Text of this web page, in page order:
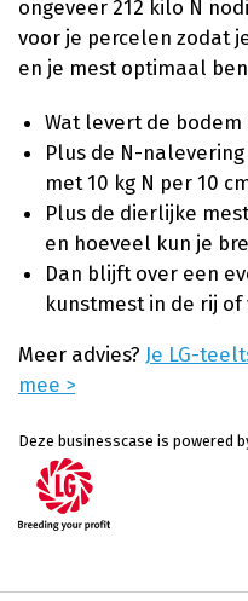
ongeveer 212 kilo N
voor je percelen zodat
en je mest optimaal
Wat levert de bodem
Plus de N-
met 10 kg N per 10
Plus de dierlijke
en hoeveel kun je
Dan blijft over een
kunstmest in de rij of
Meer advies? Je LG-
mee >
Deze businesscase is powered